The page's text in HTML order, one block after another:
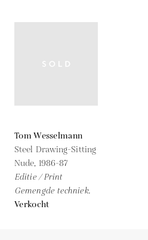
Tom Wesselmann
Steel Drawing-Sitting
Nude, 1986-87
Editie / Print
Gemengde techniek.
Verkocht